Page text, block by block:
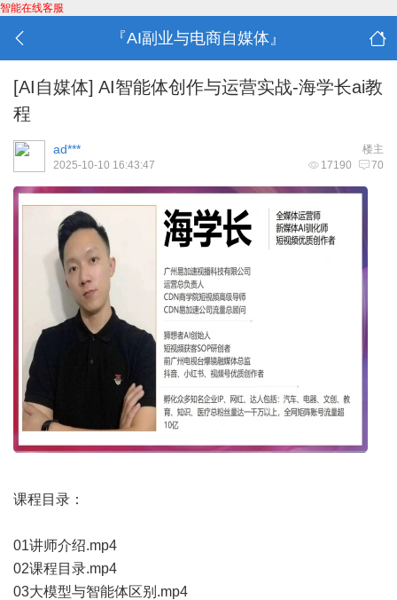
智能在线客服
『AI副业与电商自媒体』
[AI自媒体] AI智能体创作与运营实战-海学长ai教
程
楼主
ad***
17190 70
2025-10-10 16:43:47
课程目录：
01讲师介绍.mp4
02课程目录.mp4
03大模型与智能体区别.mp4